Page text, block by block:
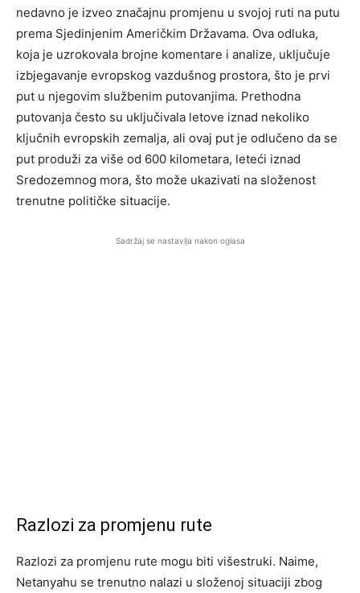
nedavno je izveo značajnu promjenu u svojoj ruti na putu
prema Sjedinjenim Američkim Državama. Ova odluka,
koja je uzrokovala brojne komentare i analize, uključuje
izbjegavanje evropskog vazdušnog prostora, što je prvi
put u njegovim službenim putovanjima. Prethodna
putovanja često su uključivala letove iznad nekoliko
ključnih evropskih zemalja, ali ovaj put je odlučeno da se
put produži za više od 600 kilometara, leteći iznad
Sredozemnog mora, što može ukazivati na složenost
trenutne političke situacije.
Sadržaj se nastavlja nakon oglasa
Razlozi za promjenu rute
Razlozi za promjenu rute mogu biti višestruki. Naime,
Netanyahu se trenutno nalazi u složenoj situaciji zbog